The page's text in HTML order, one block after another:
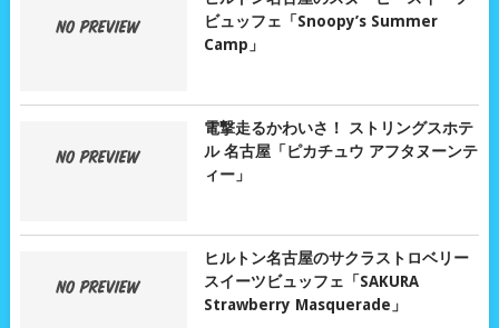
ビュッフェ「Snoopy’s Summer
Camp」
電撃走るかわいさ！ ストリングスホテ
ル 名古屋「ピカチュウ アフタヌーンテ
ィー」
ヒルトン名古屋のサクラストロベリー
スイーツビュッフェ「SAKURA
Strawberry Masquerade」